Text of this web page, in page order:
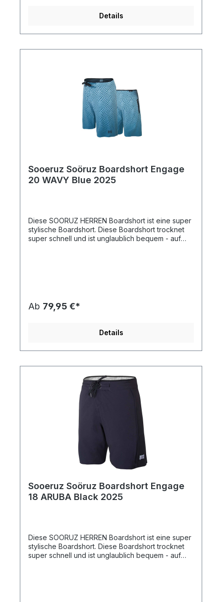
Details
Sooeruz Soöruz Boardshort Engage
20 WAVY Blue 2025
Diese SOORUZ HERREN Boardshort ist eine super
stylische Boardshort. Diese Boardshort trocknet
super schnell und ist unglaublich bequem - auf
Ab 79,95 €*
Details
Sooeruz Soöruz Boardshort Engage
18 ARUBA Black 2025
Diese SOORUZ HERREN Boardshort ist eine super
stylische Boardshort. Diese Boardshort trocknet
super schnell und ist unglaublich bequem - auf